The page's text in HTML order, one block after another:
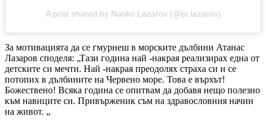
A post shared by Nasko Lazarov (@pr.lazarov)
За мотивацията да се гмурнеш в морските дълбини Атанас
Лазаров споделя: „Тази година най -накрая реализирах една от
детските си мечти. Най -накрая преодолях страха си и се
потопих в дълбините на Червено море. Това е върхът!
Божествено! Всяка година се опитвам да добавя нещо полезно
към навиците си. Привърженик съм на здравословния начин
на живот. „